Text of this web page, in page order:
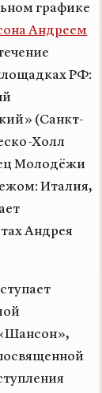
графике
Андреем
РФ:
(Санкт-
Холл
Молодёжи
Италия,
Андрея